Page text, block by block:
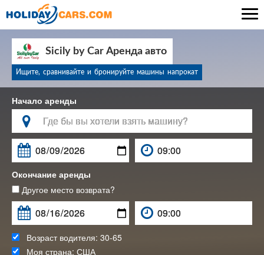
Sicily by Car Аренда авто
Ищите, сравнивайте и бронируйте машины напрокат
Начало аренды


Окончание аренды
Другое место возврата?
Возраст водителя: 30-65
Моя страна: США